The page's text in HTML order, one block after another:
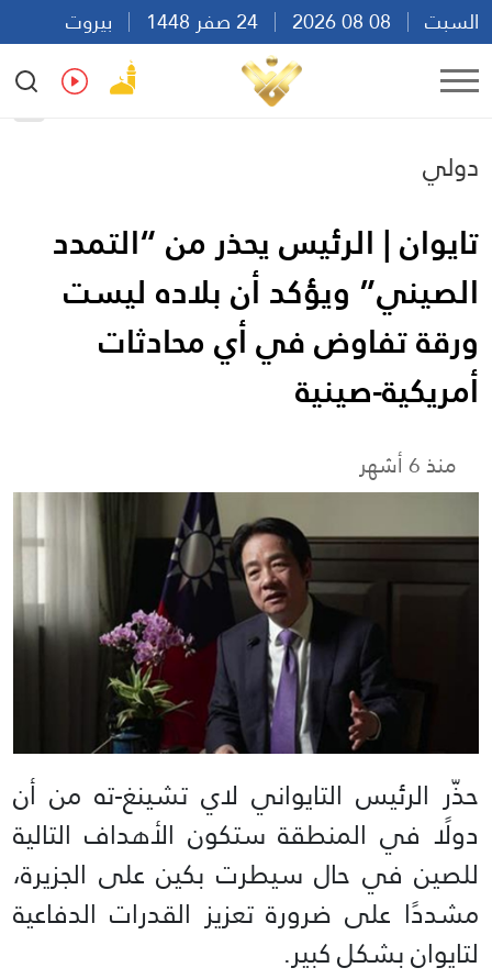
السبت
بيروت
19:44
Ar
دولي
تايوان | الرئيس يحذر من “التمدد
الصيني” ويؤكد أن بلاده ليست
ورقة تفاوض في أي محادثات
أمريكية-صينية
منذ 6 أشهر
حذّر الرئيس التايواني لاي تشينغ-ته من أن
دولًا في المنطقة ستكون الأهداف التالية
للصين في حال سيطرت بكين على الجزيرة،
مشددًا على ضرورة تعزيز القدرات الدفاعية
لتايوان بشكل كبير.